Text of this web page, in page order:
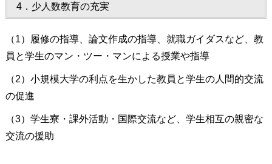
4．少人数教育の充実
（1）履修の指導、論文作成の指導、就職ガイダスなど、教
員と学生のマン・ツー・マンによる授業や指導
（2）小規模大学の利点を生かした教員と学生の人間的交流
の促進
（3）学生寮・課外活動・国際交流など、学生相互の親密な
交流の援助